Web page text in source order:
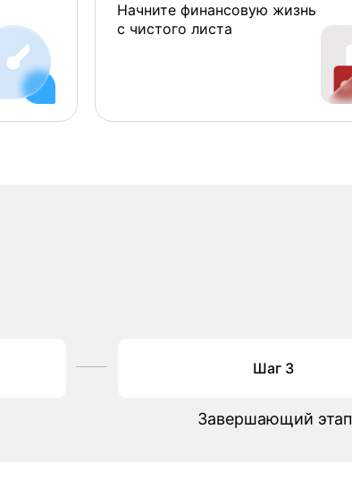
Начните финансовую жизнь
с чистого листа
Шаг 3
Завершающий этап